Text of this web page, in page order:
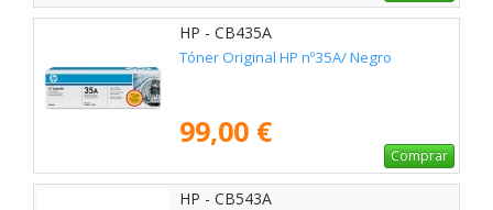
HP - CB435A
Tóner Original HP nº35A/ Negro
99,00 €
Comprar
HP - CB543A